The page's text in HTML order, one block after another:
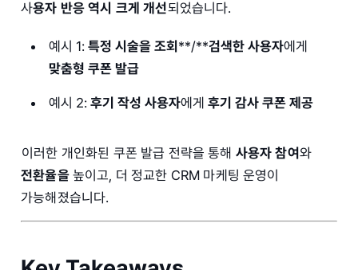
사용자 반응 역시 크게 개선되었습니다.
예시 1: 특정 시술을 조회 **/**검색한 사용자에게
맞춤형 쿠폰 발급
예시 2: 후기 작성 사용자에게 후기 감사 쿠폰 제공
이러한 개인화된 쿠폰 발급 전략을 통해 사용자 참여와
전환율을높이고, 더 정교한 CRM 마케팅 운영이
가능해졌습니다.